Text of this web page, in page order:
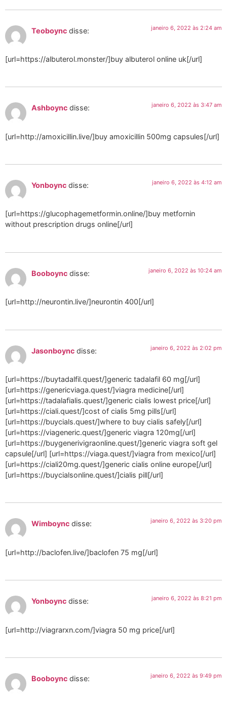
Teoboync disse: janeiro 6, 2022 às 2:24 am
[url=https://albuterol.monster/]buy albuterol online uk[/url]
Ashboync disse: janeiro 6, 2022 às 3:47 am
[url=http://amoxicillin.live/]buy amoxicillin 500mg capsules[/url]
Yonboync disse: janeiro 6, 2022 às 4:12 am
[url=https://glucophagemetformin.online/]buy metfornin
without prescription drugs online[/url]
Booboync disse: janeiro 6, 2022 às 10:24 am
[url=http://neurontin.live/]neurontin 400[/url]
Jasonboync disse: janeiro 6, 2022 às 2:02 pm
[url=https://buytadalfil.quest/]generic tadalafil 60 mg[/url]
[url=https://genericviaga.quest/]viagra medicine[/url]
[url=https://tadalafialis.quest/]generic cialis lowest price[/url]
[url=https://ciali.quest/]cost of cialis 5mg pills[/url]
[url=https://buycials.quest/]where to buy cialis safely[/url]
[url=https://viageneric.quest/]generic viagra 120mg[/url]
[url=https://buygenerivigraonline.quest/]generic viagra soft gel
capsule[/url] [url=https://viaga.quest/]viagra from mexico[/url]
[url=https://ciali20mg.quest/]generic cialis online europe[/url]
[url=https://buycialsonline.quest/]cialis pill[/url]
Wimboync disse: janeiro 6, 2022 às 3:20 pm
[url=http://baclofen.live/]baclofen 75 mg[/url]
Yonboync disse: janeiro 6, 2022 às 8:21 pm
[url=http://viagrarxn.com/]viagra 50 mg price[/url]
Booboync disse: janeiro 6, 2022 às 9:49 pm